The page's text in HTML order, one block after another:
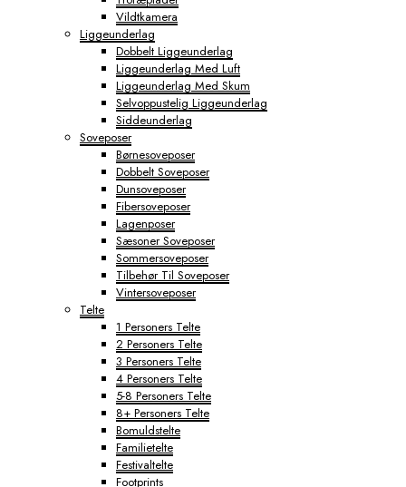
Vildtkamera
Liggeunderlag
Dobbelt Liggeunderlag
Liggeunderlag Med Luft
Liggeunderlag Med Skum
Selvoppustelig Liggeunderlag
Siddeunderlag
Soveposer
Børnesoveposer
Dobbelt Soveposer
Dunsoveposer
Fibersoveposer
Lagenposer
Sæsoner Soveposer
Sommersoveposer
Tilbehør Til Soveposer
Vintersoveposer
Telte
1 Personers Telte
2 Personers Telte
3 Personers Telte
4 Personers Telte
5-8 Personers Telte
8+ Personers Telte
Bomuldstelte
Familietelte
Festivaltelte
Footprints